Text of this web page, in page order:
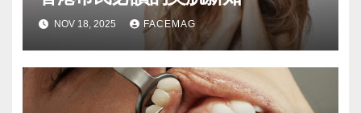
NOV 18, 2025 FACEMAG